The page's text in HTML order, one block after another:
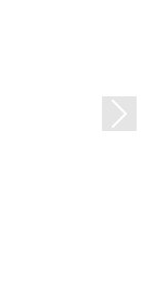
Next